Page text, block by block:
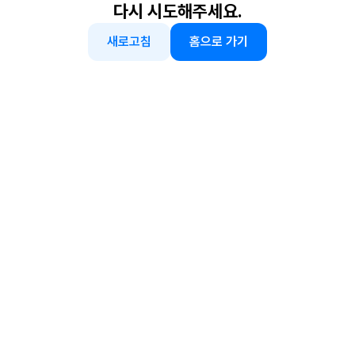
다시 시도해주세요.
새로고침 홈으로 가기